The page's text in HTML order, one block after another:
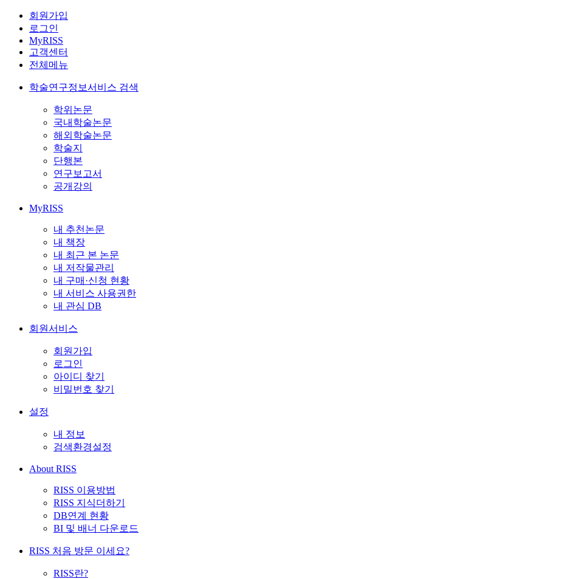
회원가입
로그인
MyRISS
고객센터
전체메뉴
학술연구정보서비스 검색
학위논문
국내학술논문
해외학술논문
학술지
단행본
연구보고서
공개강의
MyRISS
내 추천논문
내 책장
내 최근 본 논문
내 저작물관리
내 구매·신청 현황
내 서비스 사용권한
내 관심 DB
회원서비스
회원가입
로그인
아이디 찾기
비밀번호 찾기
설정
내 정보
검색환경설정
About RISS
RISS 이용방법
RISS 지식더하기
DB연계 현황
BI 및 배너 다운로드
RISS 처음 방문 이세요?
RISS란?